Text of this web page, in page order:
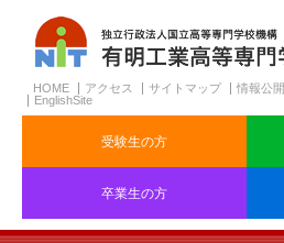
HOME アクセス サイトマップ 情報公開
EnglishSite
受験生の方
卒業生の方